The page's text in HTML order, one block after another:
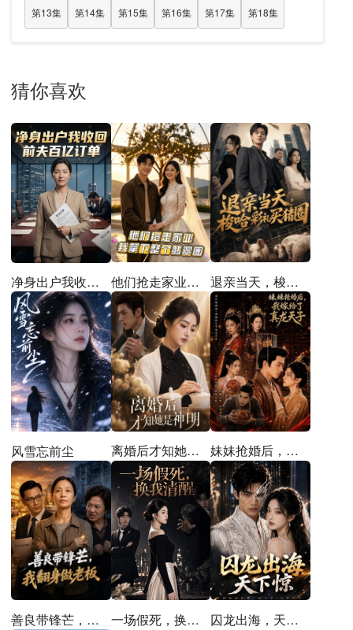
第13集 第14集 第15集 第16集 第17集 第18集
猜你喜欢
净身出户我收回前夫百亿订单 他们抢走家业，我拿下整个翡翠圈 退亲当天，梭哈彩礼买猪圈
风雪忘前尘 离婚后才知她是神明 妹妹抢婚后，我嫁给了真龙天子
善良带锋芒，我翻身做老板 一场假死，换我清醒 囚龙出海，天下惊